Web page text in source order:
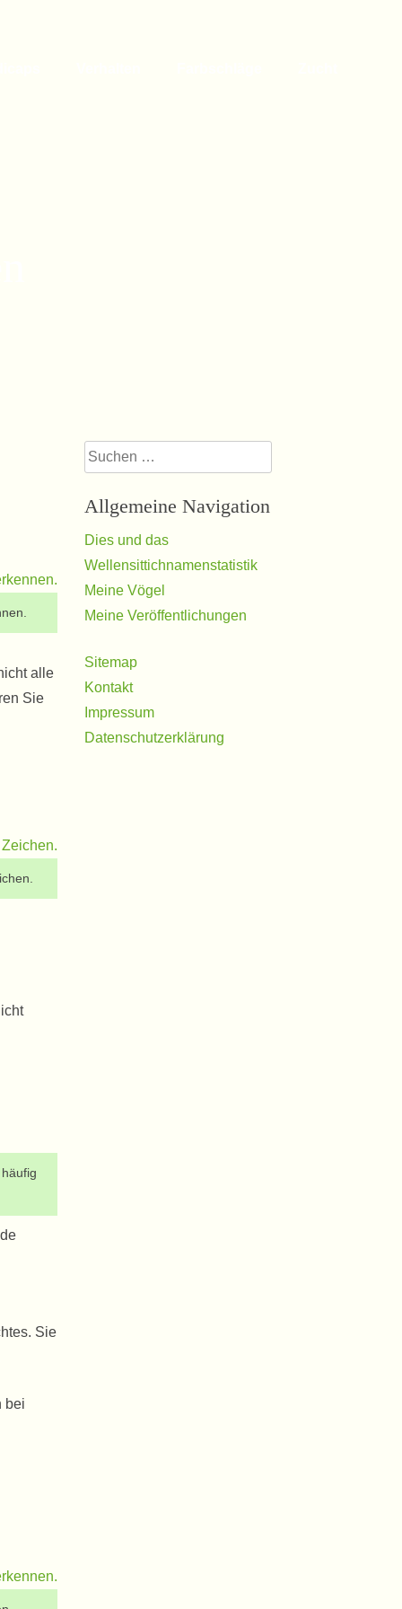
alle
Sie
Sie
bei
Suchen
nach:
Allgemeine Navigation
Dies und das
Wellensittichnamenstatistik
Meine Vögel
Meine Veröffentlichungen
Sitemap
Kontakt
Impressum
Datenschutzerklärung